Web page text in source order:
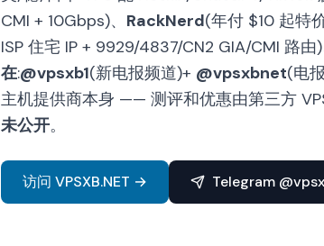
CMI + 10Gbps)、 RackNerd(年付 $10 起特价
ISP 住宅 IP + 9929/4837/CN2 GIA/CMI 路由)
在:@vpsxb1(新电报频道)+ @vpsxbnet(电
主机提供商本身 —— 测评和优惠由第三方
未公开。
访问 VPSXB.NET → Telegram